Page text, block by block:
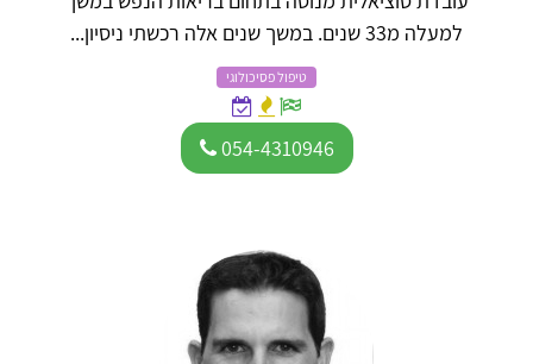
למעלה מ33 שנים. במשך שנים אלה רכשתי ניסיון...
טיפול פסיכולוגי
054-4310946